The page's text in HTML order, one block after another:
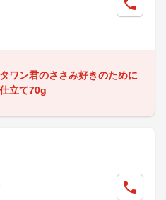
ワン君のささみ好きのために
立て70g